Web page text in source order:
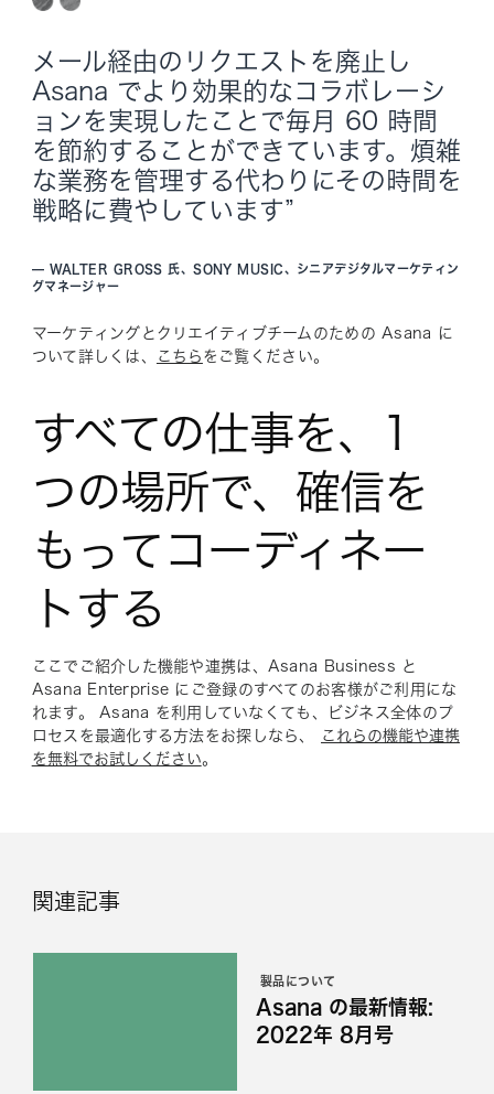
メール経由のリクエストを廃止し
Asana でより効果的なコラボレーシ
ョンを実現したことで毎月 60 時間
を節約することができています。煩雑
な業務を管理する代わりにその時間を
戦略に費やしています”
— WALTER GROSS 氏、SONY MUSIC、シニアデジタルマーケティン
グマネージャー
マーケティングとクリエイティブチームのための Asana に
ついて詳しくは、
こちら をご覧ください。
すべての仕事を、1
つの場所で、確信を
もってコーディネー
トする
ここでご紹介した機能や連携は、Asana Business と
Asana Enterprise にご登録のすべてのお客様がご利用にな
れます。 Asana を利用していなくても、ビジネス全体のプ
ロセスを最適化する方法をお探しなら、
これらの機能や連携
を無料でお試しください。
関連記事
製品について
Asana の最新情報:
2022年 8月号